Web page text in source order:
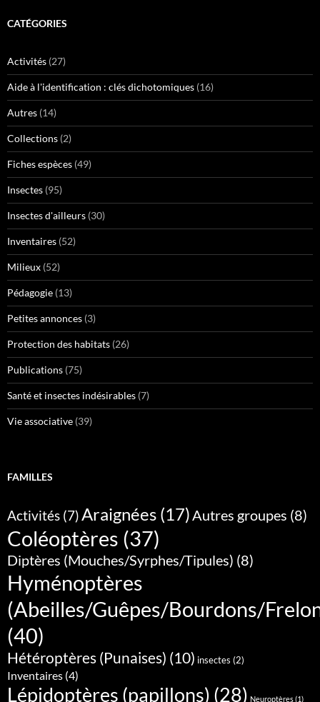
CATÉGORIES
Activités (27)
Aide à l'identification : clés dichotomiques (16)
Autres (14)
Collections (2)
Fiches espèces (49)
Insectes (95)
Insectes d'ailleurs (30)
Inventaires (52)
Milieux (52)
Pédagogie (13)
Petites annonces (3)
Protection des habitats (26)
Publications (75)
Santé et insectes indésirables (7)
Vie associative (39)
FAMILLES
Activités (7)Araignées (17)Autres groupes (8)
Coléoptères (37)
Diptères (Mouches/Syrphes/Tipules) (8)
Hyménoptères
(Abeilles/Guêpes/Bourdons/
(40)
Hétéroptères (Punaises) (10) insectes (2)
Inventaires (4)
Lépidoptères (papillons) (28) Neuroptères(1)